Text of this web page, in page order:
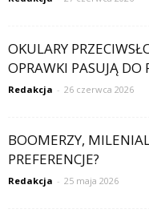
OKULARY
OPRAWKI PASUJĄ DO
Redakcja - 26 czerwca 2026
BOOMERZY,
PREFERENCJE?
Redakcja - 25 maja 2026